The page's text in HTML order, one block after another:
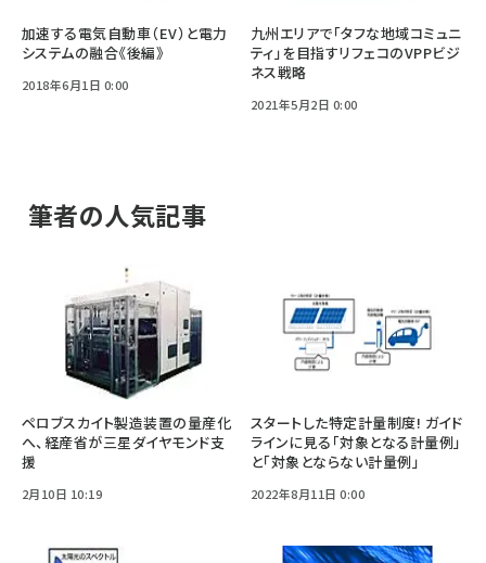
加速する電気自動車（EV）と電力
システムの融合《後編》
2018年6月1日 0:00
九州エリアで「タフな地域コミュニ
ティ」を目指すリフェコのVPPビジ
ネス戦略
2021年5月2日 0:00
筆者の人気記事
ペロブスカイト製造装置の量産化
へ、経産省が三星ダイヤモンド支
援
2月10日 10:19
スタートした特定計量制度! ガイド
ラインに見る「対象となる計量例」
と「対象とならない計量例」
2022年8月11日 0:00